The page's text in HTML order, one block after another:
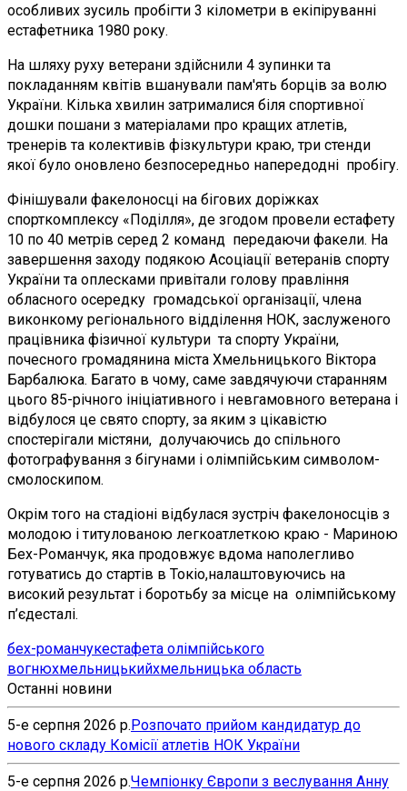
особливих зусиль пробігти 3 кілометри в екіпіруванні
естафетника 1980 року.
На шляху руху ветерани здійснили 4 зупинки та
покладанням квітів вшанували пам'ять борців за волю
України. Кілька хвилин затрималися біля спортивної
дошки пошани з матеріалами про кращих атлетів,
тренерів та колективів фізкультури краю, три стенди
якої було оновлено безпосередньо напередодні пробігу.
Фінішували факелоносці на бігових доріжках
спорткомплексу «Поділля», де згодом провели естафету
10 по 40 метрів серед 2 команд передаючи факели. На
завершення заходу подякою Асоціації ветеранів спорту
України та оплесками привітали голову правління
обласного осередку громадської організації, члена
виконкому регіонального відділення НОК, заслуженого
працівника фізичної культури та спорту України,
почесного громадянина міста Хмельницького Віктора
Барбалюка. Багато в чому, саме завдячуючи старанням
цього 85-річного ініціативного і невгамовного ветерана і
відбулося це свято спорту, за яким з цікавістю
спостерігали містяни, долучаючись до спільного
фотографування з бігунами і олімпійським символом-
смолоскипом.
Окрім того на стадіоні відбулася зустріч факелоносців з
молодою і титулованою легкоатлеткою краю - Мариною
Бех-Романчук, яка продовжує вдома наполегливо
готуватись до стартів в Токіо,налаштовуючись на
високий результат і боротьбу за місце на олімпійському
п’єдесталі.
бех-романчукестафета олімпійського
вогнюхмельницькийхмельницька область
Останні новини
5-е серпня 2026 р.Розпочато прийом кандидатур до
нового складу Комісії атлетів НОК України
5-е серпня 2026 р.Чемпіонку Європи з веслування Анну